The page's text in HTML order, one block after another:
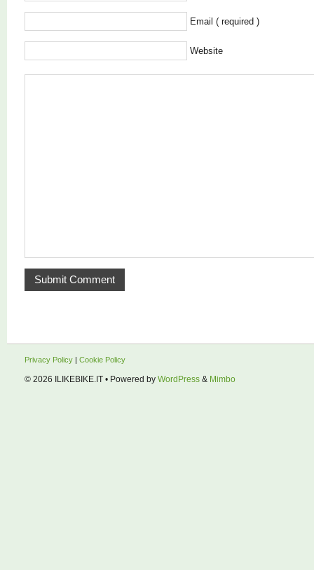
Email ( required )
Website
Privacy Policy | Cookie Policy
© 2026 ILIKEBIKE.IT • Powered by WordPress & Mimbo